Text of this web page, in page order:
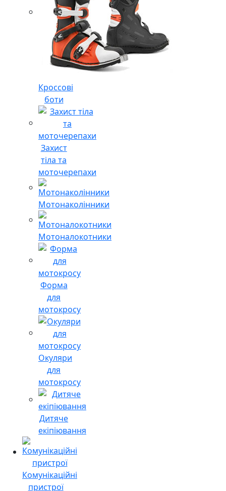
Кроссові
боти
Захист
тіла та
моточерепахи
Мотонаколінники
Мотоналокотники
Форма
для
мотокросу
Окуляри
для
мотокросу
Дитяче
екіпіювання
Комунікаційні
пристрої